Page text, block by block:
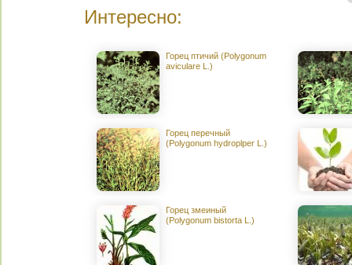
Интересно:
Горец птичий (Polygonum
aviculare L.)
Горец перечный
(Polygonum hydroplper L.)
Горец змеиный
(Polygonum bistorta L.)